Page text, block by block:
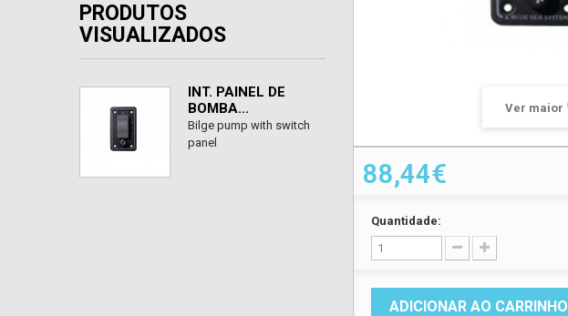
PRODUTOS
VISUALIZADOS
INT. PAINEL DE
BOMBA...
Bilge pump with switch
panel
Ver maior
88,44€
Quantidade:
ADICIONAR AO CARRINHO